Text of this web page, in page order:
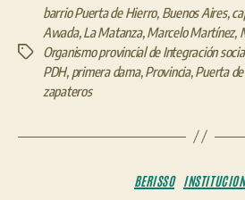
Etiquetas
barrio Puerta de Hierro, Buenos Aires,
Awada,La Matanza,Marcelo Martínez,
Organismo provincial de Integración
PDH, primera dama,Provincia,Puerta
zapateros
BERISSO